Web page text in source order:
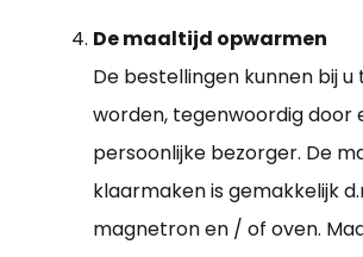
De maaltijd opwarmen
De bestellingen kunnen bij
worden, tegenwoordig door
persoonlijke bezorger. De
klaarmaken is gemakkelijk
magnetron en / of oven.